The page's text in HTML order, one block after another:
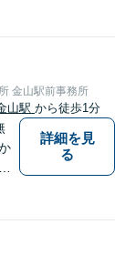
金山駅前事務所
山駅 から徒歩1分
詳細を見
る